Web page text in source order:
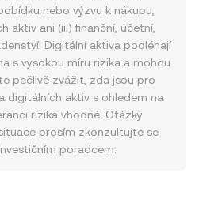
nebo výzvu k nákupu,
aktiv ani (iii) finanční, účetní,
Digitální aktiva podléhají
s vysokou míru rizika a mohou
pečlivě zvážit, zda jsou pro
digitálních aktiv s ohledem na
rizika vhodné. Otázky
prosím zkonzultujte se
poradcem.